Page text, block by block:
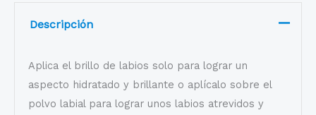
Descripción
Aplica el brillo de labios solo para lograr un
aspecto hidratado y brillante o aplícalo sobre el
polvo labial para lograr unos labios atrevidos y